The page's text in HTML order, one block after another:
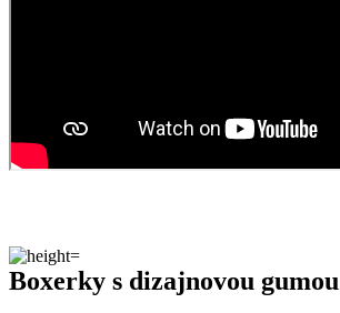
Boxerky s dizajnovou gumou